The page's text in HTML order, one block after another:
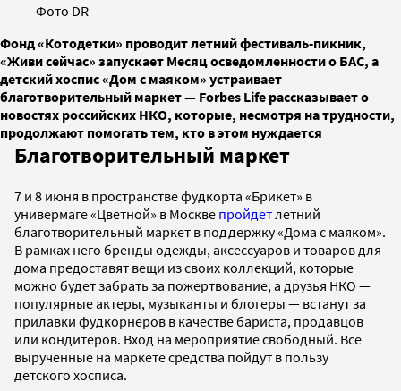
Фото DR
Фонд «Котодетки» проводит летний фестиваль-пикник,
«Живи сейчас» запускает Месяц осведомленности о БАС, а
детский хоспис «Дом с маяком» устраивает
благотворительный маркет — Forbes Life рассказывает о
новостях российских НКО, которые, несмотря на трудности,
продолжают помогать тем, кто в этом нуждается
Благотворительный маркет
7 и 8 июня в пространстве фудкорта «Брикет» в
универмаге «Цветной» в Москве пройдет летний
благотворительный маркет в поддержку «Дома с маяком».
В рамках него бренды одежды, аксессуаров и товаров для
дома предоставят вещи из своих коллекций, которые
можно будет забрать за пожертвование, а друзья НКО —
популярные актеры, музыканты и блогеры — встанут за
прилавки фудкорнеров в качестве бариста, продавцов
или кондитеров. Вход на мероприятие свободный. Все
вырученные на маркете средства пойдут в пользу
детского хосписа.